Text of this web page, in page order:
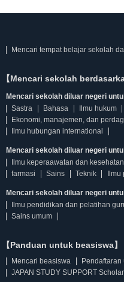
Mencari tempat belajar sekolah
【Mencari sekolah
Mencari sekolah diluar negeri
Sastra
Bahasa
Ilmu hukum
Ekonomi, manajemen, dan
Ilmu hubungan international
Mencari sekolah diluar negeri
Ilmu keperaawatan dan kesehatan
farmasi
Sains Teknik Ilmu
Mencari sekolah diluar negeri
Ilmu pendidikan dan pelatihan
Sains umum
【Panduan untuk beasiswa】
Mencari beasiswa
Pendaftaran
JAPAN STUDY SUPPORT